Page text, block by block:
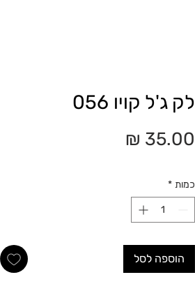
לק ג'ל קויו 056
כמות *
הוספה לסל